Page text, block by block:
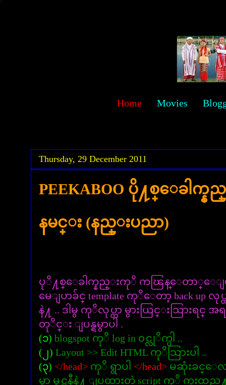
Home Movies
Thursday, 29 December 2011
PEEKABOO ပို႔စ္ေခါက္
နမင္း (နည္းပညာ)
ပုိ႔စ္ေခါက္နည္းကုိ ကၽြန္ေတာ္ေျပ
မေျပာခ်င္ template ကုိေတာ့ back up လုပ္
နဲ႔ .. ဒါမွ ကုိလုပ္တာ မွားယြင္းသြားရင္ အ
တုိင္း ျပန္ရမွာပါ .
(၁) blogspot ကုိ log in ၀င္လုိက္ပါ ..
(၂) Layout >> Edit HTML ကုိသြားပါ ..
(၃) </head> ကုိ ရွာပါ </head> မဆုံးခင္ေ
မွာ မွင္အနီနဲ႔ ျပထားတဲ့ script ကုိ ကူးထည္